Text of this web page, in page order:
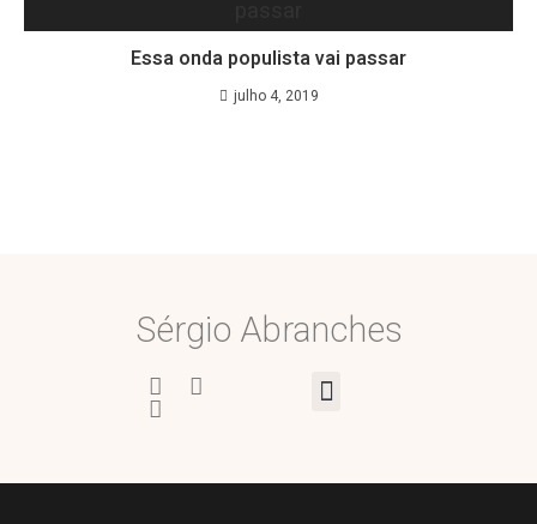
Essa onda populista vai passar
julho 4, 2019
Sérgio Abranches